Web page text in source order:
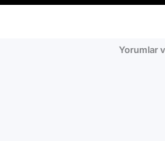
Yorumlar